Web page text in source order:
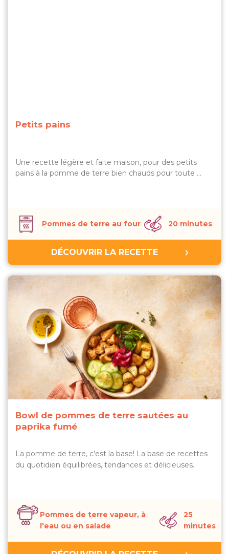
Petits pains
Une recette légère et faite maison, pour des petits
pains à la pomme de terre bien chauds pour toute …
Pommes de terre au four 20 minutes
DÉCOUVRIR LA RECETTE
Bowl de pommes de terre sautées au
paprika fumé
La pomme de terre, c'est la base! La base de recettes
du quotidien équilibrées, tendances et délicieuses.
Pommes de terre vapeur, à
l'eau ou en salade
25
minutes